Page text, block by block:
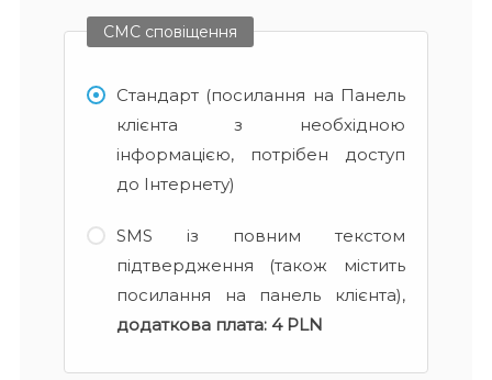
СМС сповіщення
Стандарт (посилання на Панель
клієнта з необхідною
інформацією, потрібен доступ
до Інтернету)
SMS із повним текстом
підтвердження (також містить
посилання на панель клієнта),
додаткова плата: 4 PLN